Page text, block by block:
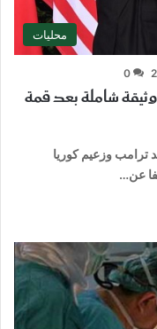
محليات
0
شاملة بعد قمة
ترامب وزعيم كوريا
عن…